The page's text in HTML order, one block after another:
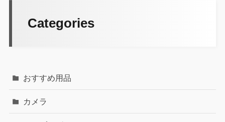
Categories
おすすめ用品
カメラ